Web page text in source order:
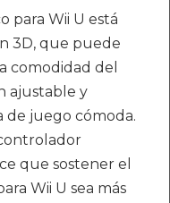
para Wii U está
3D, que puede
comodidad del
ajustable y
de juego cómoda.
que sostener el
Wii U sea más